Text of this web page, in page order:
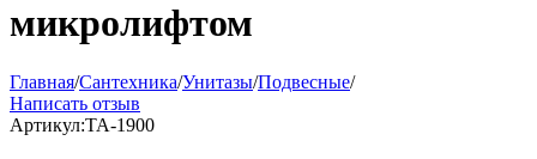
микролифтом
Главная/Сантехника/Унитазы/Подвесные/
Написать отзыв
Артикул:TA-1900